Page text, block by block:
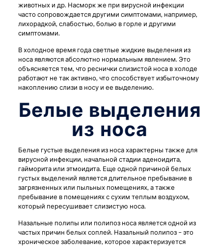
животных и др. Насморк же при вирусной инфекции
часто сопровождается другими симптомами, например,
лихорадкой, слабостью, болью в горле и другими
симптомами.
В холодное время года светлые жидкие выделения из
носа являются абсолютно нормальным явлением. Это
объясняется тем, что реснички слизистой носа в холоде
работают не так активно, что способствует избыточному
накоплению слизи в носу и ее выделению.
Белые выделения
из носа
Белые густые выделения из носа характерны также для
вирусной инфекции, начальной стадии аденоидита,
гайморита или этмоидита. Еще одной причиной белых
густых выделений является длительное пребывание в
загрязненных или пыльных помещениях, а также
пребывание в помещениях с сухим теплым воздухом,
который пересушивает слизистую носа.
Назальные полипы или полипоз носа является одной из
частых причин белых соплей. Назальный полипоз – это
хроническое заболевание, которое характеризуется